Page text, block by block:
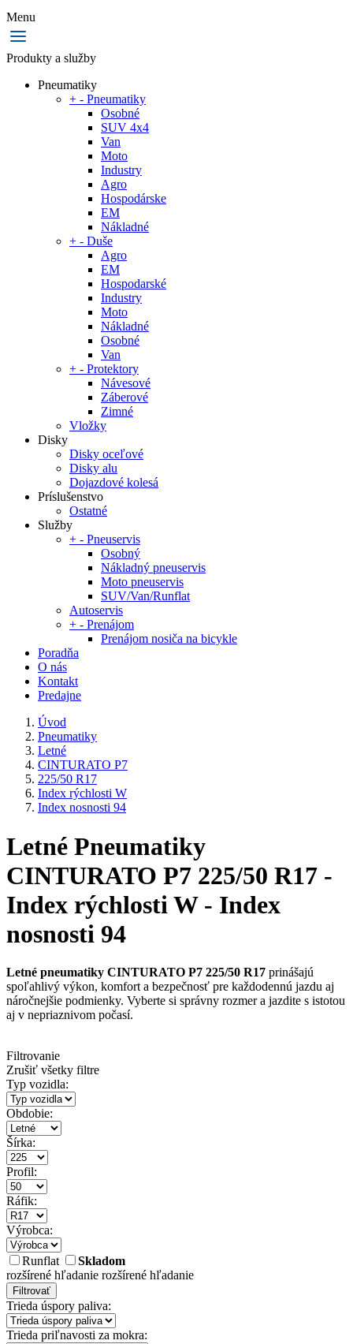
Menu
Produkty a služby
Pneumatiky
+ - Pneumatiky
Osobné
SUV 4x4
Van
Moto
Industry
Agro
Hospodárske
EM
Nákladné
+ - Duše
Agro
EM
Hospodarské
Industry
Moto
Nákladné
Osobné
Van
+ - Protektory
Návesové
Záberové
Zimné
Vložky
Disky
Disky oceľové
Disky alu
Dojazdové kolesá
Príslušenstvo
Ostatné
Služby
+ - Pneuservis
Osobný
Nákladný pneuservis
Moto pneuservis
SUV/Van/Runflat
Autoservis
+ - Prenájom
Prenájom nosiča na bicykle
Poradňa
O nás
Kontakt
Predajne
Úvod
Pneumatiky
Letné
CINTURATO P7
225/50 R17
Index rýchlosti W
Index nosnosti 94
Letné Pneumatiky
CINTURATO P7 225/50 R17 -
Index rýchlosti W - Index
nosnosti 94
Letné pneumatiky CINTURATO P7 225/50 R17 prinášajú
spoľahlivý výkon, komfort a bezpečnosť pre každodennú jazdu aj
náročnejšie podmienky. Vyberte si správny rozmer a jazdite s istotou
aj v nepriaznivom počasí.
Filtrovanie
Zrušiť všetky filtre
Typ vozidla:
Obdobie:
Šírka:
Profil:
Ráfik:
Výrobca:
Runflat
Skladom
rozšírené hľadanie rozšírené hľadanie
Filtrovať
Trieda úspory paliva:
Trieda priľnavosti za mokra: